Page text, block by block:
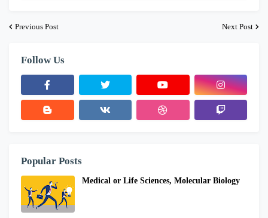
Previous Post Next Post
Follow Us
Popular Posts
Medical or Life Sciences, Molecular Biology